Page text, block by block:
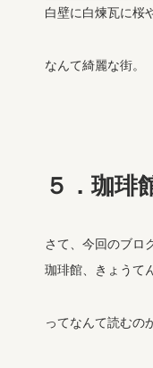
白壁に白煉瓦に桜
なんて綺麗な街。
５．珈
さて、今回のブロ
珈琲館、きょうて
ってなんて読むの